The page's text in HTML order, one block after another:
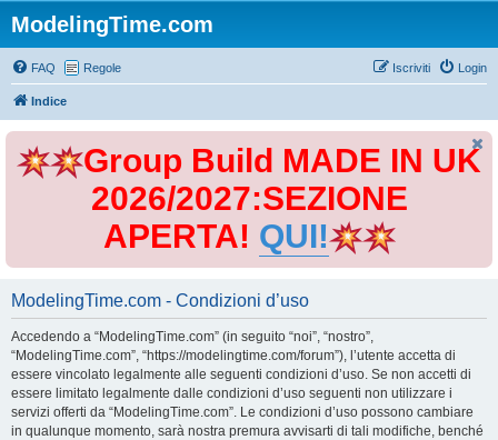
ModelingTime.com
FAQ Regole Login
Iscriviti
Indice
Group Build MADE IN UK
2026/2027:SEZIONE
APERTA! QUI!
ModelingTime.com - Condizioni d’uso
Accedendo a “ModelingTime.com” (in seguito “noi”, “nostro”,
“ModelingTime.com”, “https://modelingtime.com/forum”), l’utente accetta di
essere vincolato legalmente alle seguenti condizioni d’uso. Se non accetti di
essere limitato legalmente dalle condizioni d’uso seguenti non utilizzare i
servizi offerti da “ModelingTime.com”. Le condizioni d’uso possono cambiare
in qualunque momento, sarà nostra premura avvisarti di tali modifiche, benché